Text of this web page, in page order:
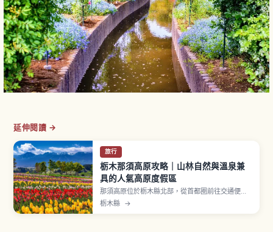
延伸閱讀 →
旅行
栃木那須高原攻略｜山林自然與溫泉兼
具的人氣高原度假區
那須高原位於栃木縣北部，從首都圈前往交通便
利，是自然資源豐富的高原度假地。象徵「茶臼
岳」是海拔1,915公尺活火山，那須纜車可至接近九
栃木縣 →